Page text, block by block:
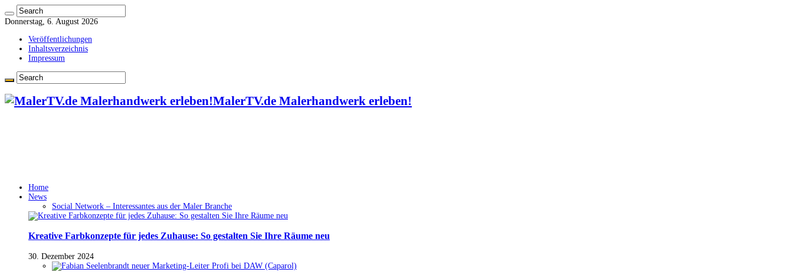
Donnerstag, 6. August 2026
Veröffentlichungen
Inhaltsverzeichnis
Impressum
MalerTV.de Malerhandwerk erleben!
Home
News
Social Network – Interessantes aus der Maler Branche
Kreative Farbkonzepte für jedes Zuhause: So gestalten Sie Ihre Räume neu
30. Dezember 2024